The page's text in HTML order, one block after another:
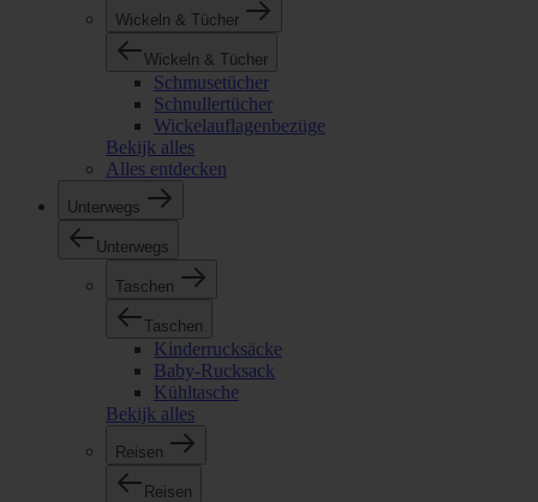
Wickeln & Tücher
Wickeln & Tücher
Schmusetücher
Schnullertücher
Wickelauflagenbezüge
Bekijk alles
Alles entdecken
Unterwegs
Unterwegs
Taschen
Taschen
Kinderrucksäcke
Baby-Rucksack
Kühltasche
Bekijk alles
Reisen
Reisen